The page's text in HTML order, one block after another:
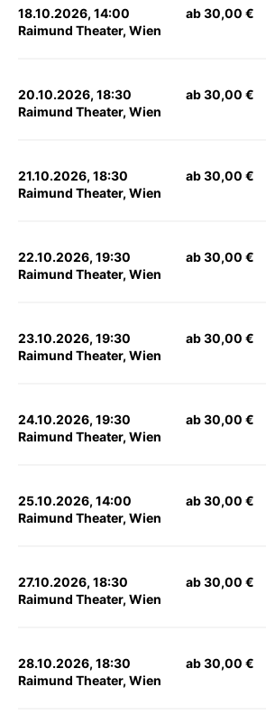
18.10.2026, 14:00
Raimund Theater, Wien
ab 30,00 €
20.10.2026, 18:30
Raimund Theater, Wien
ab 30,00 €
21.10.2026, 18:30
Raimund Theater, Wien
ab 30,00 €
22.10.2026, 19:30
Raimund Theater, Wien
ab 30,00 €
23.10.2026, 19:30
Raimund Theater, Wien
ab 30,00 €
24.10.2026, 19:30
Raimund Theater, Wien
ab 30,00 €
25.10.2026, 14:00
Raimund Theater, Wien
ab 30,00 €
27.10.2026, 18:30
Raimund Theater, Wien
ab 30,00 €
28.10.2026, 18:30
Raimund Theater, Wien
ab 30,00 €